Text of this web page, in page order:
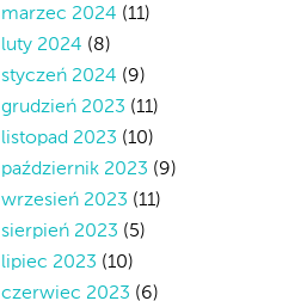
marzec 2024 (11)
luty 2024 (8)
styczeń 2024 (9)
grudzień 2023 (11)
listopad 2023 (10)
październik 2023 (9)
wrzesień 2023 (11)
sierpień 2023 (5)
lipiec 2023 (10)
czerwiec 2023 (6)